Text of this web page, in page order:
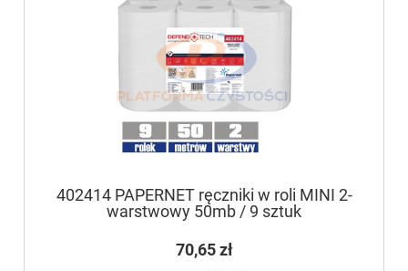
402414 PAPERNET ręczniki w roli MINI 2-
warstwowy 50mb / 9 sztuk
70,65 zł